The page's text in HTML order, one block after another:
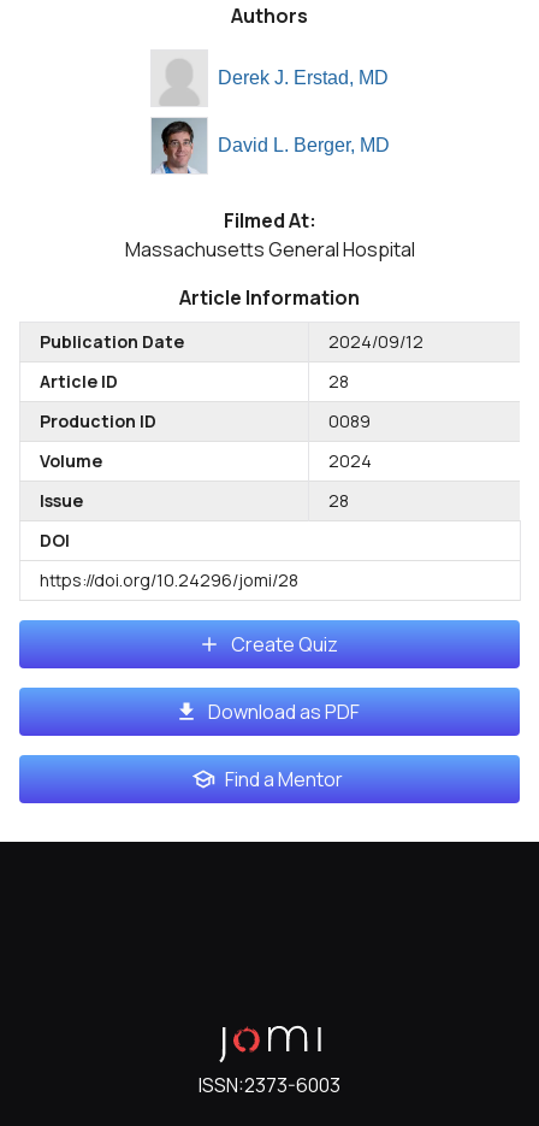
Authors
Derek J. Erstad, MD
David L. Berger, MD
Filmed At:
Massachusetts General Hospital
Article Information
Publication Date
2024/09/12
Article ID
28
Production ID
0089
Volume
2024
Issue
28
DOI
https://doi.org/10.24296/jomi/28
Create Quiz
Download as PDF
Find a Mentor
ISSN:2373-6003